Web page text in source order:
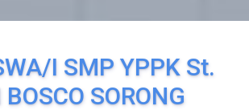
I SMP YPPK St.
BOSCO SORONG